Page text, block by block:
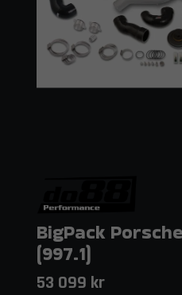
BigPack
(997.1)
53 099 kr